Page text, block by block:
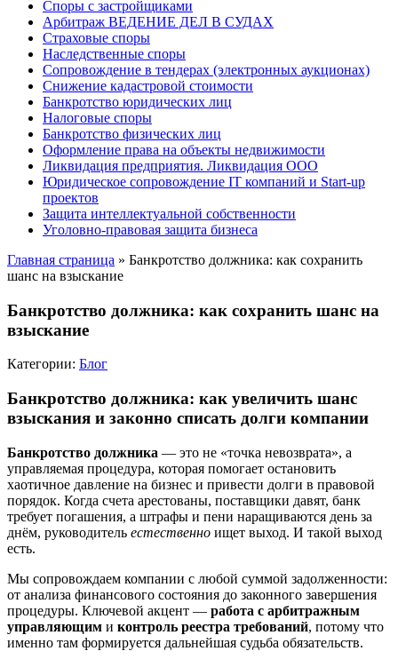
Споры с застройщиками
Арбитраж ВЕДЕНИЕ ДЕЛ В СУДАХ
Страховые споры
Наследственные споры
Сопровождение в тендерах (электронных аукционах)
Снижение кадастровой стоимости
Банкротство юридических лиц
Налоговые споры
Банкротство физических лиц
Оформление права на объекты недвижимости
Ликвидация предприятия. Ликвидация ООО
Юридическое сопровождение IT компаний и Start-up
проектов
Защита интеллектуальной собственности
Уголовно-правовая защита бизнеса
Главная страница » Банкротство должника: как сохранить
шанс на взыскание
Банкротство должника: как сохранить шанс на
взыскание
Категории: Блог
Банкротство должника: как увеличить шанс
взыскания и законно списать долги компании
Банкротство должника — это не «точка невозврата», а
управляемая процедура, которая помогает остановить
хаотичное давление на бизнес и привести долги в правовой
порядок. Когда счета арестованы, поставщики давят, банк
требует погашения, а штрафы и пени наращиваются день за
днём, руководитель естественно ищет выход. И такой выход
есть.
Мы сопровождаем компании с любой суммой задолженности:
от анализа финансового состояния до законного завершения
процедуры. Ключевой акцент — работа с арбитражным
управляющим и контроль реестра требований, потому что
именно там формируется дальнейшая судьба обязательств.